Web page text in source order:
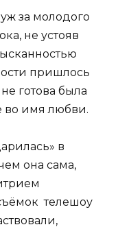
за молодого
не устояв
пришлось
готова была
во имя любви.
в
она сама,
телешоу